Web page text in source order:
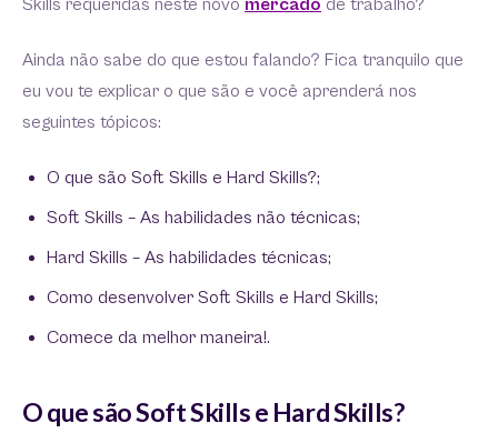
Skills requeridas neste novo mercado de trabalho?
Ainda não sabe do que estou falando? Fica tranquilo que
eu vou te explicar o que são e você aprenderá nos
seguintes tópicos:
O que são Soft Skills e Hard Skills?;
Soft Skills – As habilidades não técnicas;
Hard Skills – As habilidades técnicas;
Como desenvolver Soft Skills e Hard Skills;
Comece da melhor maneira!.
O que são Soft Skills e Hard Skills?